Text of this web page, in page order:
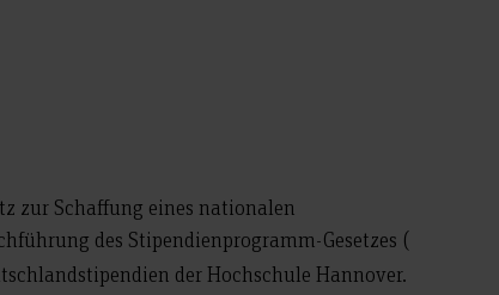
zur Schaffung eines nationalen
des Stipendienprogramm-Gesetzes (
der Hochschule Hannover.